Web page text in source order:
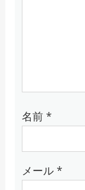
名前 *
メール *